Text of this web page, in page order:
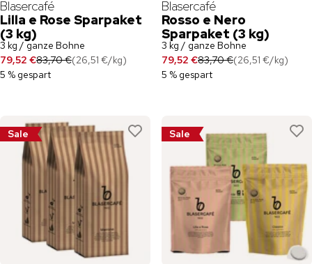
Blasercafé
Lilla e Rose Sparpaket
(3 kg)
3 kg / ganze Bohne
79,52 €83,70 €(26,51 €/kg)
5 % gespart
Blasercafé
Rosso e Nero
Sparpaket (3 kg)
3 kg / ganze Bohne
79,52 €83,70 €(26,51 €/kg)
5 % gespart
Sale Sale